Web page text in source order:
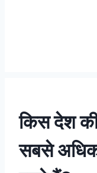
किस देश की
सबसे अधिक